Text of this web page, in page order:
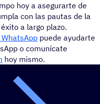
hoy a asegurarte de
con las pautas de la
a largo plazo.
puede ayudarte
o comunícate
hoy mismo.